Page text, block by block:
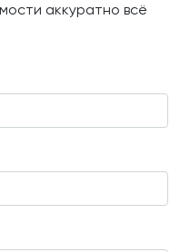
аккуратно всё